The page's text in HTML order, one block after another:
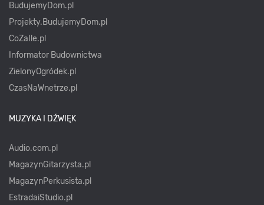
BudujemyDom.pl
Projekty.BudujemyDom.pl
CoZaIle.pl
Informator Budownictwa
ZielonyOgródek.pl
CzasNaWnetrze.pl
MUZYKA I DŹWIĘK
Audio.com.pl
MagazynGitarzysta.pl
MagazynPerkusista.pl
EstradaiStudio.pl